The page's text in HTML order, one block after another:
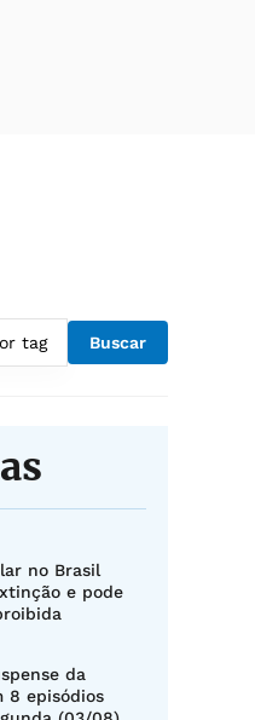
tag Buscar
no Brasil
e pode
da
8 episódios